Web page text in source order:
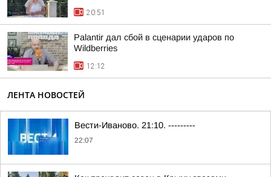
20:51
Palantir дал сбой в сценарии ударов по
Wildberries
12:12
ЛЕНТА НОВОСТЕЙ
Вести-Иваново. 21:10. ---------
22:07